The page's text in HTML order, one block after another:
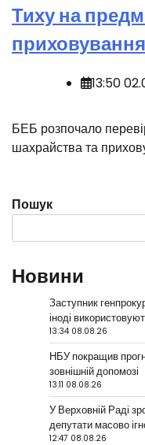
Тиху на
13:50
БЕБ розпочало
шахрайства та
Пошук
Новини
Заступник
іноді
13:34 08.08.26
НБУ покращив
зовнішній допомозі
13:11 08.08.26
У Верховній Раді
депутати масово
12:47 08.08.26